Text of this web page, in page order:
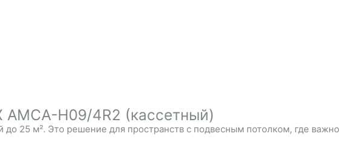
H09/4R2 (кассетный)
25 м². Это решение для пространств с подвесным потолком, где важно